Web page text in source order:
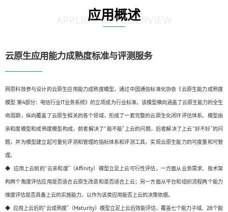
应用概述
APPLICATION OVERVIEW
云原生应用能力成熟度标准与评测服务
网思科技参与设计的云原生应用能力成熟度模型，通过中国通信标准化协会《云原生能力成熟度
模型 第4部分：电信行业IT业务系统》的立项成为行业标准。该模型横向涵盖了云原生能力的全生
命周期，纵向覆盖了云原生相关的各个领域，形成了一套完整的云原生化闭环评估体系。模型由
亲和度模型和成熟度模型构成，前者解决了“能不能”上云的问题，后者解决了上云“好不好”的问
题，并为模型建立起可量化评测和管理的指标体系和评测工具，实现云原生能力的可度量和可管
理。
◆ 应用上云前的“云亲和度”（Affinity）模型立足上云可行性评估，一方面从业务需求、技术架
构两个角度评估应用是否适合云原生改造和是否适合上云；另一方面从平台和组织流程两个能力
维度评估是否具备上云的实施能力，以作为该类应用能否上云的决策依据。
◆ 应用上云后的“云成熟度”（Maturity）模型立足上云后效能评估，覆盖七个能力子域、28个能